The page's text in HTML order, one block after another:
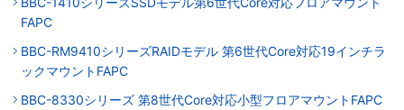
FAPC
BBC-RM9410シリーズRAIDモデル 第6世代Core対応19インチラ
ックマウントFAPC
BBC-8330シリーズ 第8世代Core対応小型フロアマウントFAPC